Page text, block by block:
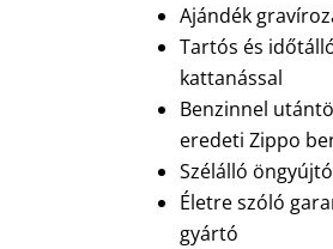
Ajándék
Tartós és
kattanással
Benzinnel
eredeti Zippo
Szélálló
Életre szóló
gyártó